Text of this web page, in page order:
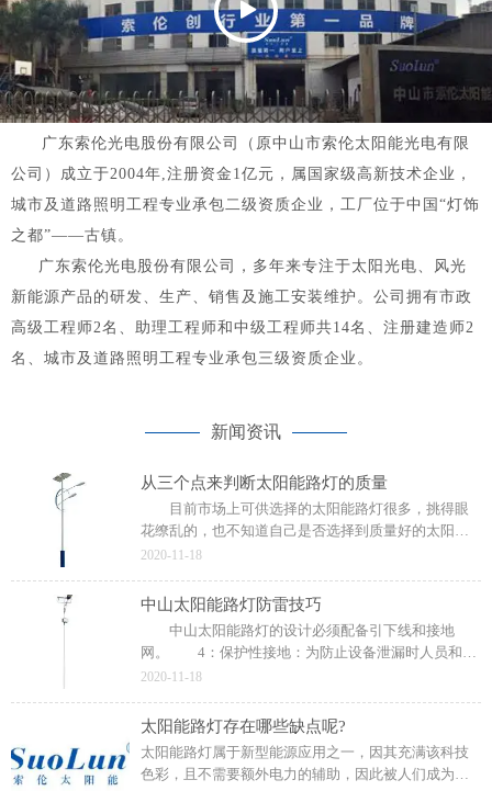
广东索伦光电股份有限公司（原中山市索伦太阳能光电有限
公司）成立于2004年,注册资金1亿元，属国家级高新技术企业，
城市及道路照明工程专业承包二级资质企业，工厂位于中国“灯饰
之都”——古镇。
广东索伦光电股份有限公司，多年来专注于太阳光电、风光
新能源产品的研发、生产、销售及施工安装维护。公司拥有市政
高级工程师2名、助理工程师和中级工程师共14名、注册建造师2
名、城市及道路照明工程专业承包三级资质企业。
新闻资讯
从三个点来判断太阳能路灯的质量
目前市场上可供选择的太阳能路灯很多，挑得眼
花缭乱的，也不知道自己是否选择到质量好的太阳能
路灯，所以，今天小编就来跟大家说一下，从三个点
有涂层。
2020-11-18
中山太阳能路灯防雷技巧
中山太阳能路灯的设计必须配备引下线和接地
网。 4：保护性接地：为防止设备泄漏时人员和设
备的安全受到危害，电气设备的所有裸露导电部件均
2020-11-18
太阳能路灯存在哪些缺点呢?
太阳能路灯属于新型能源应用之一，因其充满该科技
色彩，且不需要额外电力的辅助，因此被人们成为绿